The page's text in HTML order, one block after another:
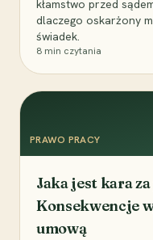
kłamstwo przed
dlaczego oskarżony
świadek.
8 min czytania
PRAWO PRACY
Jaka jest kara za
Konsekwencje
umową